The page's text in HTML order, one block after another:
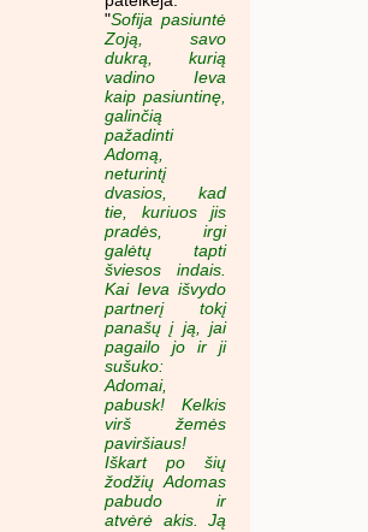
"Sofija pasiuntė
Zoją, savo
dukrą, kurią
vadino Ieva
kaip pasiuntinę,
galinčią
pažadinti
Adomą,
neturintį
dvasios, kad
tie, kuriuos jis
pradės, irgi
galėtų tapti
šviesos indais.
Kai Ieva išvydo
partnerį tokį
panašų į ją, jai
pagailo jo ir ji
sušuko:
Adomai,
pabusk! Kelkis
virš žemės
paviršiaus!
Iškart po šių
žodžių Adomas
pabudo ir
atvėrė akis. Ją